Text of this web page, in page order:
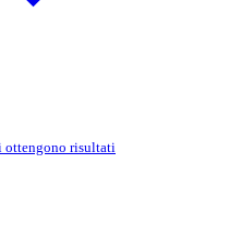
ottengono risultati